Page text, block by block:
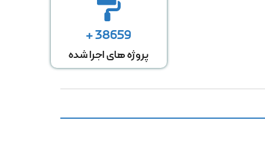
38659 +
پروژه های اجرا شده